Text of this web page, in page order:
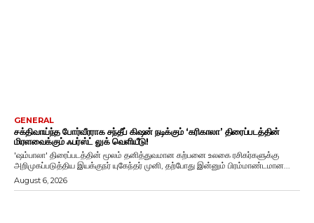
GENERAL
சக்திவாய்ந்த போர்வீரராக சந்தீப் கிஷன் நடிக்கும் ‘கரிகாலா’ திரைப்படத்தின்
மிரளவைக்கும் ஃபர்ஸ்ட் லுக் வெளியீடு!
'ஷம்பாலா' திரைப்படத்தின் மூலம் தனித்துவமான கற்பனை உலகை ரசிகர்களுக்கு
அறிமுகப்படுத்திய இயக்குநர் யுகேந்தர் முனி, தற்போது இன்னும் பிரம்மாண்டமான...
August 6, 2026